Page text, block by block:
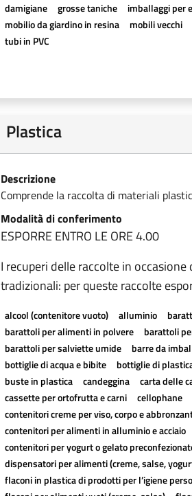
damigiane grosse taniche imballaggi per
mobilio da giardino in resina
mobili vecchi
tubi in PVC
Plastica
Descrizione
Comprende la raccolta di materiali
Modalità di conferimento
ESPORRE ENTRO LE ORE 4.00
I recuperi delle raccolte in
tradizionali: per queste raccolte
alcool (contenitore vuoto) alluminio
barattoli per alimenti in polvere
barattoli
barattoli per salviette umide
barre da
bottiglie di acqua e bibite
bottiglie di
buste in plastica
candeggina carta delle
cassette per ortofrutta e carni
cellophane
contenitori creme per viso, corpo e
contenitori per alimenti in alluminio e acciaio
contenitori per yogurt o gelato
dispensatori per alimenti (creme, salse,
flaconi in plastica di prodotti per l’igiene